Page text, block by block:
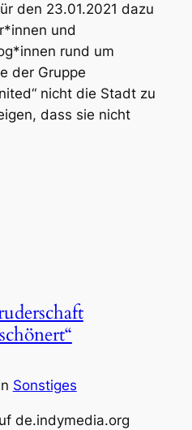
den 23.01.2021 dazu
und
rund um
der Gruppe
nicht die Stadt zu
dass sie nicht
Sonstiges
de.indymedia.org